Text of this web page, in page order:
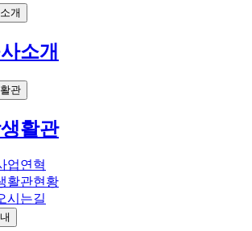
개
소개
관
활관
업연혁
활관현황
시는길